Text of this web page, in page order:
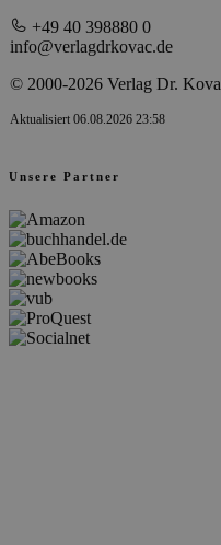
+49 40 398880 0
info@verlagdrkovac.de
© 2000-2026 Verlag Dr.
Aktualisiert 06.08.2026 23:58
Unsere Partner